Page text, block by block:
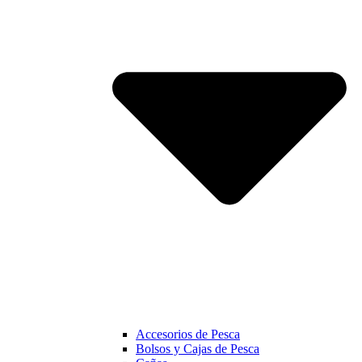
Accesorios de Pesca
Bolsos y Cajas de Pesca